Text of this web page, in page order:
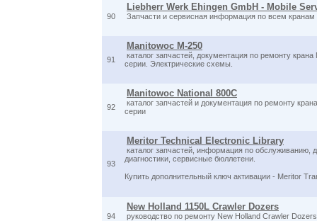
90
Liebherr Werk Ehingen GmbH - Mobile
Запчасти и сервисная информация по всем кранам
91
Manitowoc M-250
каталог запчастей, документация по ремонту
серии. Электрические схемы.
92
Manitowoc National 800C
каталог запчастей и документация по ремонту
серии
93
Meritor Technical Electronic Library
каталог запчастей, информация по обслуживанию,
диагностики, сервисные бюллетени.
Купить дополнительный ключ активации - Meritor
94
New Holland 1150L Crawler Dozers
руководство по ремонту New Holland Crawler